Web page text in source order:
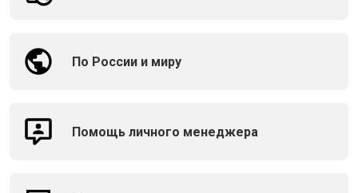
По России и миру
Помощь личного менеджера